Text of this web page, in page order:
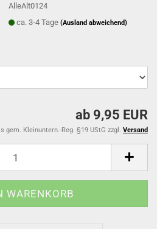
AlleAlt0124
ca. 3-4 Tage(Ausland abweichend)
ab 9,95 EUR
gem. Kleinuntern.-Reg. §19 UStG zzgl. Versand